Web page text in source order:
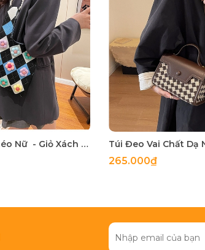
Túi Vải Đeo Chéo Nữ - Giỏ Xách Đeo Vai Mona - tt240340
265.000₫